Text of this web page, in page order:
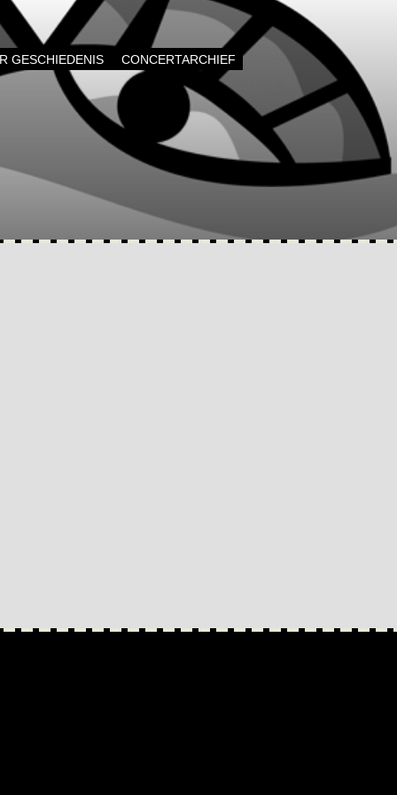
GESCHIEDENIS CONCERTARCHIEF